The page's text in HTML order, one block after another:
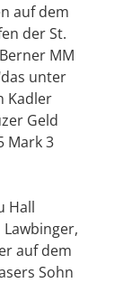
auf dem
der St.
MM
unter
Kadler
Geld
Mark 3
Hall
auf dem
Sohn